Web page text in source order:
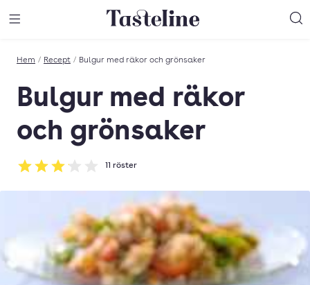
Till Tastelines startsida
Hem / Recept / Bulgur med räkor och grönsaker
Bulgur med räkor
och grönsaker
Betyg: 3.09 av 5
11 röster